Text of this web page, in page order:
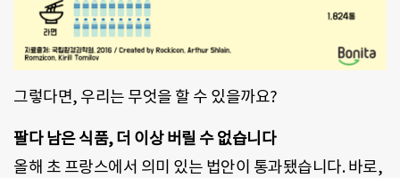
그렇다면, 우리는 무엇을 할 수 있을까요?
팔다 남은 식품, 더 이상 버릴 수 없습니다
올해 초 프랑스에서 의미 있는 법안이 통과됐습니다. 바로,